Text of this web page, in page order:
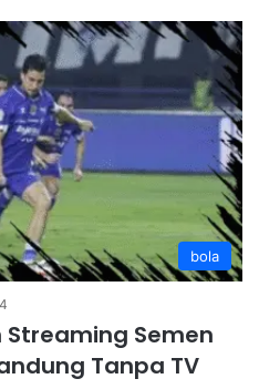
bola
4
Semen
Tanpa TV